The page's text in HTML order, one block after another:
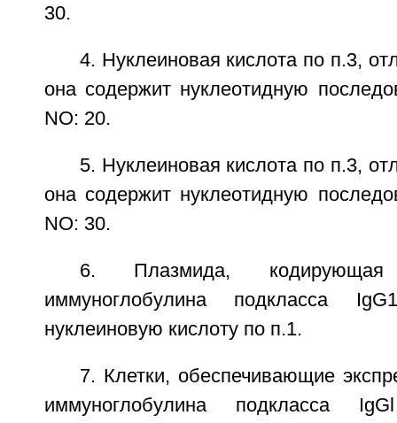
30.
4. Нуклеиновая кислота по п.3,
она содержит нуклеотидную
NO: 20.
5. Нуклеиновая кислота по п.3,
она содержит нуклеотидную
NO: 30.
6. Плазмида,
иммуноглобулина подкласса
нуклеиновую кислоту по п.1.
7. Клетки, обеспечивающие
иммуноглобулина подкласса